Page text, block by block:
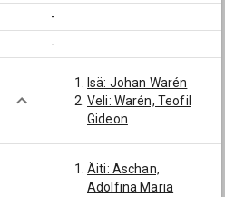
-
-
Isä: Johan Warén
Veli: Warén, Teofil
Gideon
Äiti: Aschan,
Adolfina Maria